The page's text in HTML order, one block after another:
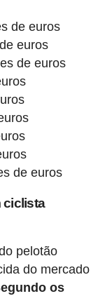
de euros
euros
de euros
de euros
ciclista
pelotão
do mercado
os